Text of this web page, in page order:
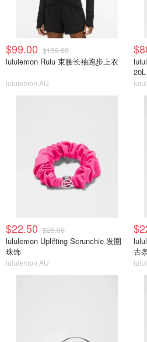
$99.00 $139.00
lululemon Rulu 束腰长袖跑步上衣
lululemon AU
20L
$22.50 $25.00
lululemon Uplifting Scrunchie 发圈
珠饰
lululemon AU
古